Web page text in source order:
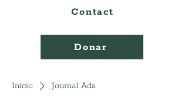
Donar
Contact
Inicio Journal Ads